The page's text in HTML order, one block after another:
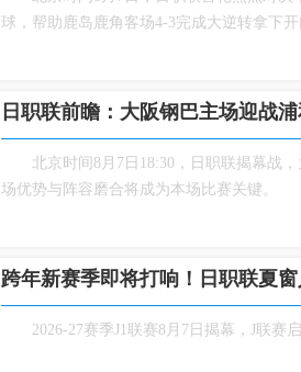
球，帮助鹿岛鹿角客场4‑3完成大逆转拿下开
日职联前瞻：大阪钢巴主场迎战
北京时间8月7日18:30，日职联揭幕战
场优势与阵容磨合将成为本场比赛关键。
跨年新赛季即将打响！日职联夏
2026‑27赛季J1联赛8月7日揭幕，J联